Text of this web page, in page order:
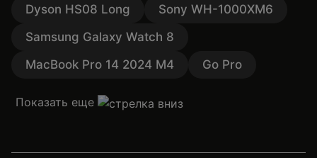
Dyson HS08 Long
Sony WH-1000XM6
Samsung Galaxy Watch 8
MacBook Pro 14 2024 M4
Go Pro
Показать еще